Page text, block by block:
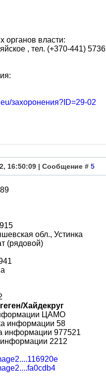
органов власти:
, тел. (+370-441)
захоронения?ID=29-02
16:50:09 | Сообщение # 5
обл., Устинка
(рядовой)
Хайдекруг
ЦАМО
информации 58
информации 977521
2212